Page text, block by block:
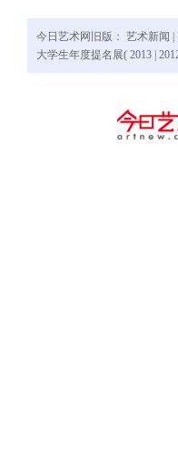
今日艺术网旧版： 艺术新闻
大学生年度提名展( 2013